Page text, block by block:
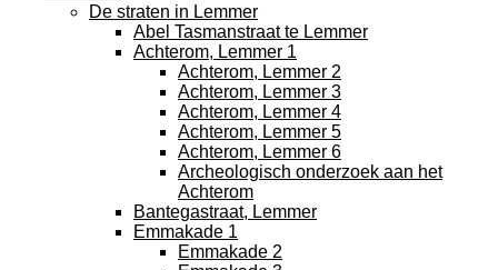
De straten in Lemmer
Abel Tasmanstraat te Lemmer
Achterom, Lemmer 1
Achterom, Lemmer 2
Achterom, Lemmer 3
Achterom, Lemmer 4
Achterom, Lemmer 5
Achterom, Lemmer 6
Archeologisch onderzoek aan het
Achterom
Bantegastraat, Lemmer
Emmakade 1
Emmakade 2